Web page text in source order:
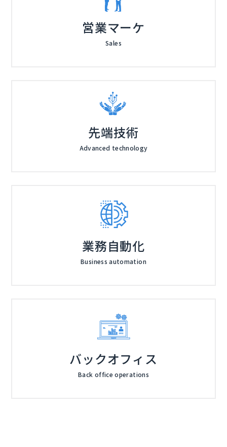
営業マーケ
Sales
先端技術
Advanced technology
業務自動化
Business automation
バックオフィス
Back office operations